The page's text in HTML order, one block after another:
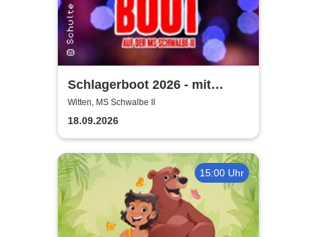
Schlagerboot 2026 - mit
Schlagerstar TIMO & DJ
Witten, MS Schwalbe II
18.09.2026
15:00 Uhr